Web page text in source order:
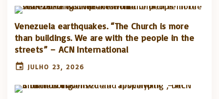
Venezuela earthquakes. “The Church is more
than buildings. We are with the people in the
streets” – ACN International
JULHO 23, 2026